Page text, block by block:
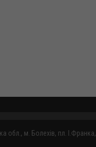
обл., м. Болехів, пл. І.Франка,